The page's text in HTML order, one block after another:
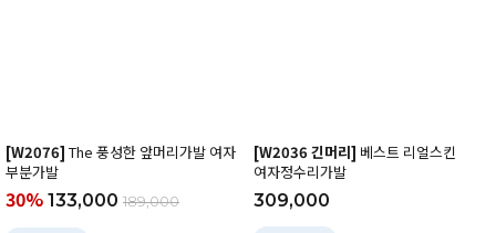
[W2076] The 풍성한 앞머리가발 여자
부분가발
30% 133,000 189,000
[W2036 긴머리] 베스트 리얼스킨
여자정수리가발
309,000